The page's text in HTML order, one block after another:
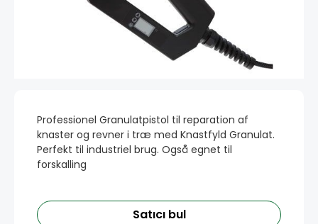
Professionel Granulatpistol til reparation af
knaster og revner i træ med Knastfyld Granulat.
Perfekt til industriel brug. Også egnet til
forskalling
Satıcı bul